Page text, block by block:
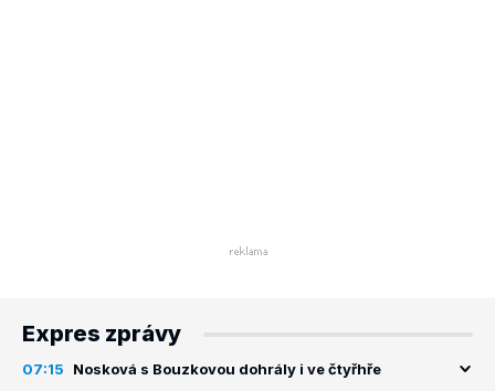
Expres zprávy
07:15 Nosková s Bouzkovou dohrály i ve čtyřhře